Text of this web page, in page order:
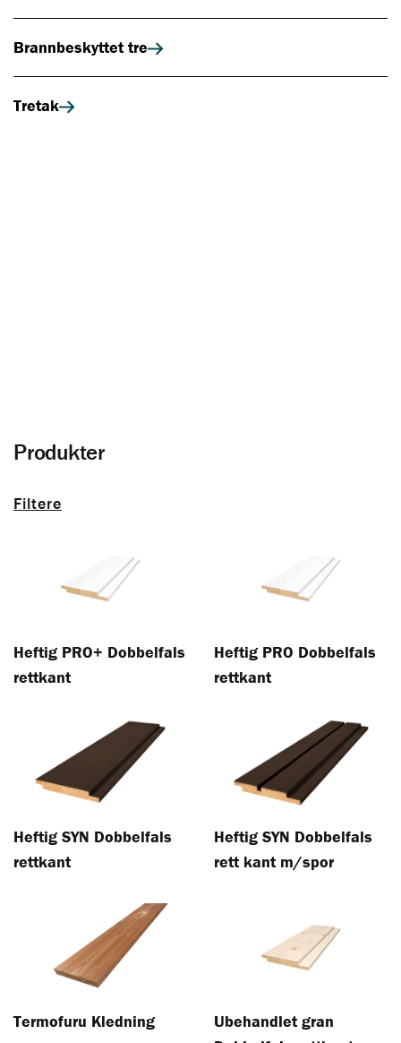
Brannbeskyttet tre
Tretak
Produkter
Filtere
Heftig PRO+ Dobbelfals
rettkant
Heftig PRO Dobbelfals
rettkant
Heftig SYN Dobbelfals
rettkant
Heftig SYN Dobbelfals
rett kant m/spor
Termofuru Kledning
Ubehandlet gran